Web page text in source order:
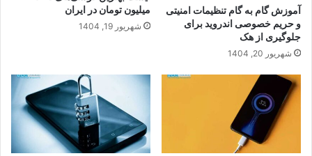
آموزش گام به گام تنظیمات امنیتی
و حریم خصوصی اندروید برای
جلوگیری از هک
شهریور 20, 1404
میلیون تومان در ایران
شهریور 19, 1404